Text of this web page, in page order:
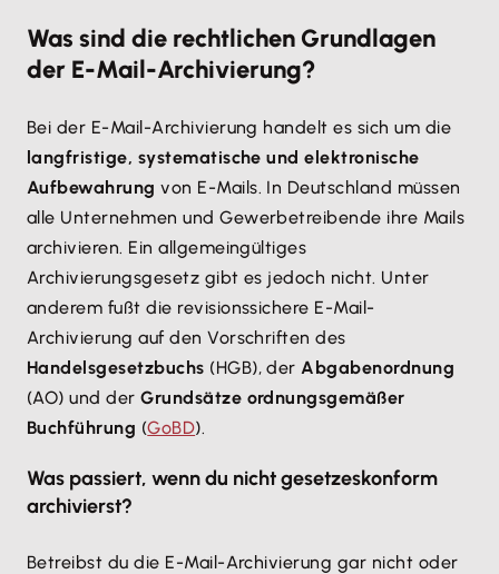
Was sind die rechtlichen Grundlagen
der E-Mail-Archivierung?
Bei der E-Mail-Archivierung handelt es sich um die
langfristige, systematische und elektronische
Aufbewahrung von E-Mails. In Deutschland müssen
alle Unternehmen und Gewerbetreibende ihre Mails
archivieren. Ein allgemeingültiges
Archivierungsgesetz gibt es jedoch nicht. Unter
anderem fußt die revisionssichere E-Mail-
Archivierung auf den Vorschriften des
Handelsgesetzbuchs (HGB), derAbgabenordnung
(AO) und derGrundsätze ordnungsgemäßer
Buchführung (GoBD).
Was passiert, wenn du nicht gesetzeskonform
archivierst?
Betreibst du die E-Mail-Archivierung gar nicht oder